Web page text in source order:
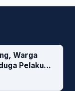
Warga
Pelaku